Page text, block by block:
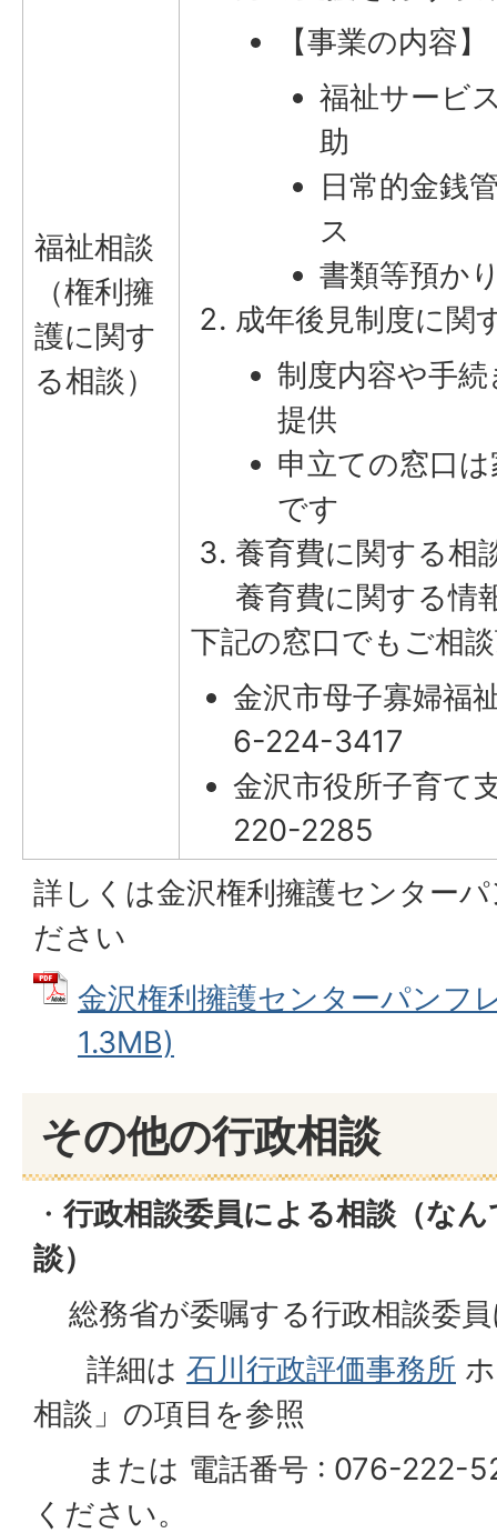
福祉相談
（権利擁
護に関す
る相談）
【事業の内容】
福祉サービ
助
日常的金銭
ス
書類等預か
成年後見制度に関
制度内容や手
提供
申立ての窓口
です
養育費に関する相
養育費に関する情
下記の窓口でもご相
金沢市母子寡婦福
6-224-3417
金沢市役所子育て
220-2285
詳しくは金沢権利擁護センター
ださい
金沢権利擁護センターパンフ
1.3MB)
その他の行政相談
・行政相談委員による相談（な
談）
総務省が委嘱する行政相談委
詳細は 石川行政評価事務所
相談」の項目を参照
または 電話番号 : 076-222-
ください。